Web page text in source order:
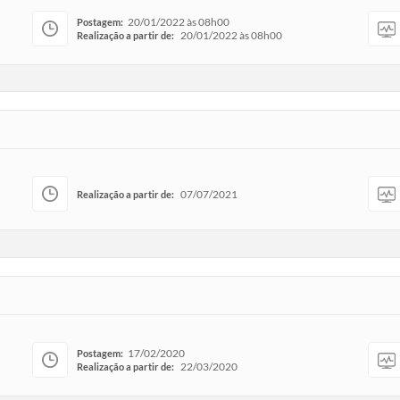
Postagem: 20/01/2022 às 08h00
Realização a partir de: 20/01/2022 às 08h00
Realização a partir de: 07/07/2021
Postagem: 17/02/2020
Realização a partir de: 22/03/2020